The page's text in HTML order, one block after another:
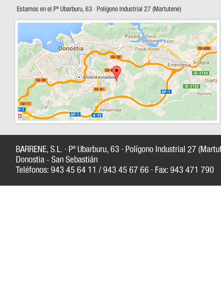
Estamos en el Pº Ubarburu, 63 · Polígono Industrial 27 (Martutene)
BARRENE, S.L. · Pº Ubarburu, 63 · Polígono Industrial 27
Donostia - San Sebastián
Teléfonos: 943 45 64 11 / 943 45 67 66 · Fax: 943 471 790